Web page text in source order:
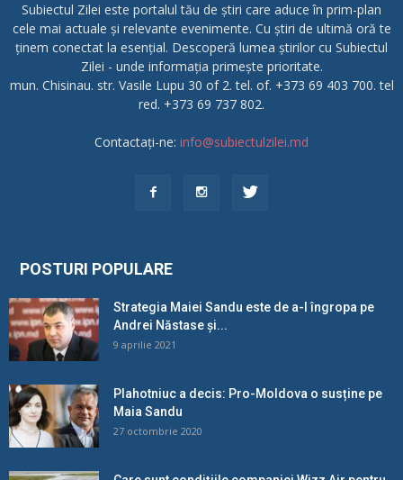
Subiectul Zilei este portalul tău de știri care aduce în prim-plan
cele mai actuale și relevante evenimente. Cu știri de ultimă oră te
ținem conectat la esențial. Descoperă lumea știrilor cu Subiectul
Zilei - unde informația primește prioritate.
mun. Chisinau. str. Vasile Lupu 30 of 2. tel. of. +373 69 403 700. tel
red. +373 69 737 802.
Contactați-ne: info@subiectulzilei.md
POSTURI POPULARE
Strategia Maiei Sandu este de a-l îngropa pe
Andrei Năstase și...
9 aprilie 2021
Plahotniuc a decis: Pro-Moldova o susține pe
Maia Sandu
27 octombrie 2020